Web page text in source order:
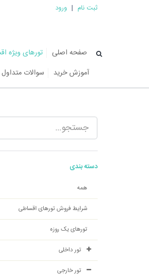
ثبت نام | ورود
صفحه اصلی تورهای ویژه
آموزش خرید
سوالات متداول
دسته بندی
همه
شرایط فروش تورهای اقساطی
تورهای یک روزه
تور داخلی
تور خارجی